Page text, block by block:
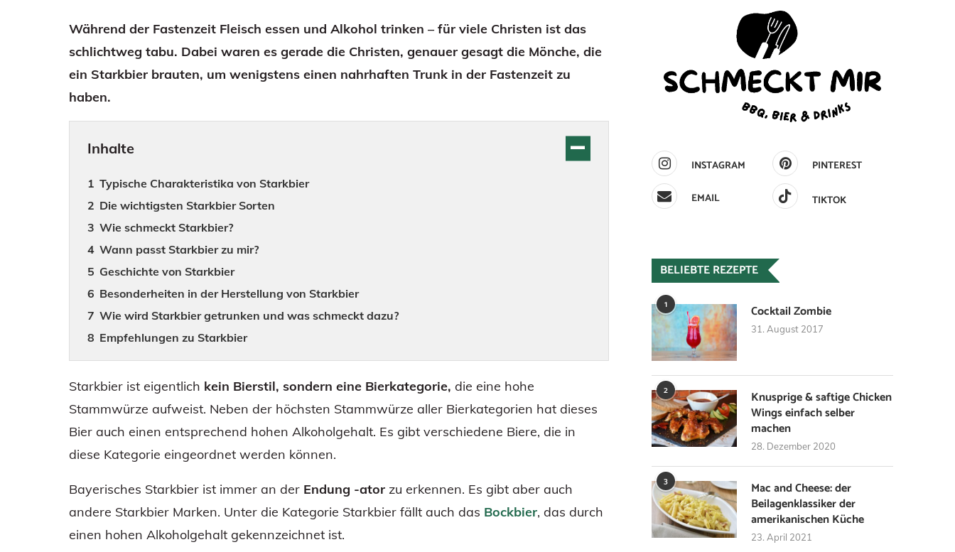
Während der Fastenzeit Fleisch essen und Alkohol trinken – für viele Christen ist das
schlichtweg tabu. Dabei waren es gerade die Christen, genauer gesagt die Mönche, die
ein Starkbier brauten, um wenigstens einen nahrhaften Trunk in der Fastenzeit zu
haben.
Inhalte
Typische Charakteristika von Starkbier
Die wichtigsten Starkbier Sorten
Wie schmeckt Starkbier?
Wann passt Starkbier zu mir?
Geschichte von Starkbier
Besonderheiten in der Herstellung von Starkbier
Wie wird Starkbier getrunken und was schmeckt dazu?
Empfehlungen zu Starkbier
Starkbier ist eigentlich kein Bierstil, sondern eine Bierkategorie, die eine hohe
Stammwürze aufweist. Neben der höchsten Stammwürze aller Bierkategorien hat dieses
Bier auch einen entsprechend hohen Alkoholgehalt. Es gibt verschiedene Biere, die in
diese Kategorie eingeordnet werden können.
Bayerisches Starkbier ist immer an der Endung -ator zu erkennen. Es gibt aber auch
andere Starkbier Marken. Unter die Kategorie Starkbier fällt auch das Bockbier, das durch
einen hohen Alkoholgehalt gekennzeichnet ist.
INSTAGRAM
PINTEREST
EMAIL
TIKTOK
BELIEBTE REZEPTE
1 Cocktail Zombie
31. August 2017
2
Knusprige & saftige Chicken
Wings einfach selber
machen
28. Dezember 2020
3
Mac and Cheese: der
Beilagenklassiker der
amerikanischen Küche
23. April 2021